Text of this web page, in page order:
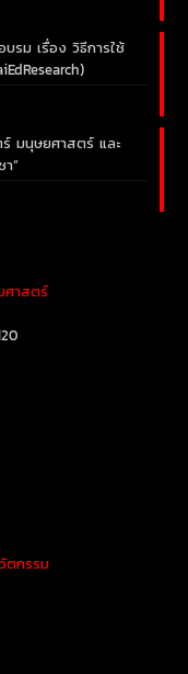
บรม เรื่อง วิธีการใช้
มนุษยศาสตร์ และ
”
ศาสตร์
ตกรรม